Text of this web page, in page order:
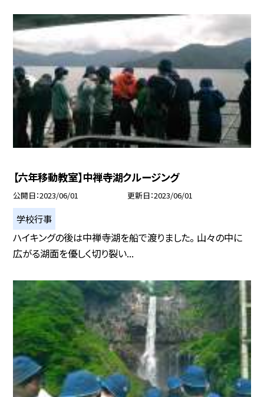
【六年移動教室】中禅寺湖クルージング
公開日 2023/06/01 更新日 2023/06/01
学校行事
ハイキングの後は中禅寺湖を船で渡りました。 山々の中に
広がる湖面を優しく切り裂い...